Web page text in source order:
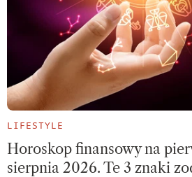
LIFESTYLE
Horoskop finansowy na
sierpnia 2026. Te 3 znaki